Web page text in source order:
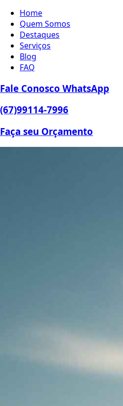
Home
Quem Somos
Destaques
Serviços
Blog
FAQ
Fale Conosco WhatsApp
(67)99114-7996
Faça seu Orçamento